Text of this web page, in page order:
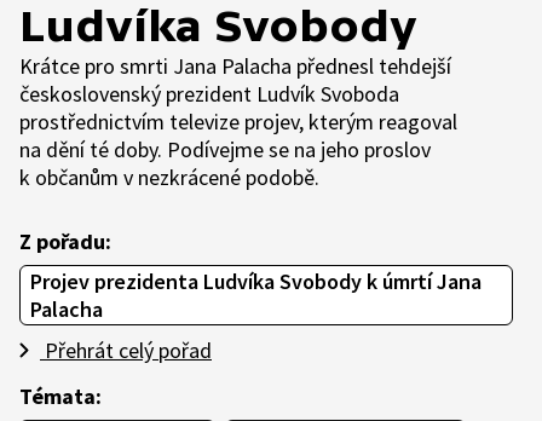
Ludvíka Svobody
Krátce pro smrti Jana Palacha přednesl tehdejší
československý prezident Ludvík Svoboda
prostřednictvím televize projev, kterým reagoval
na dění té doby. Podívejme se na jeho proslov
k občanům v nezkrácené podobě.
Z pořadu:
Projev prezidenta Ludvíka Svobody k úmrtí Jana
Palacha
Přehrát celý pořad
Témata: